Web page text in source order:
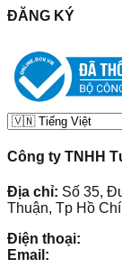
ĐĂNG KÝ
Công ty TNHH
Địa chỉ: Số 35,
Thuận, Tp Hồ
Điện thoại:
Email: